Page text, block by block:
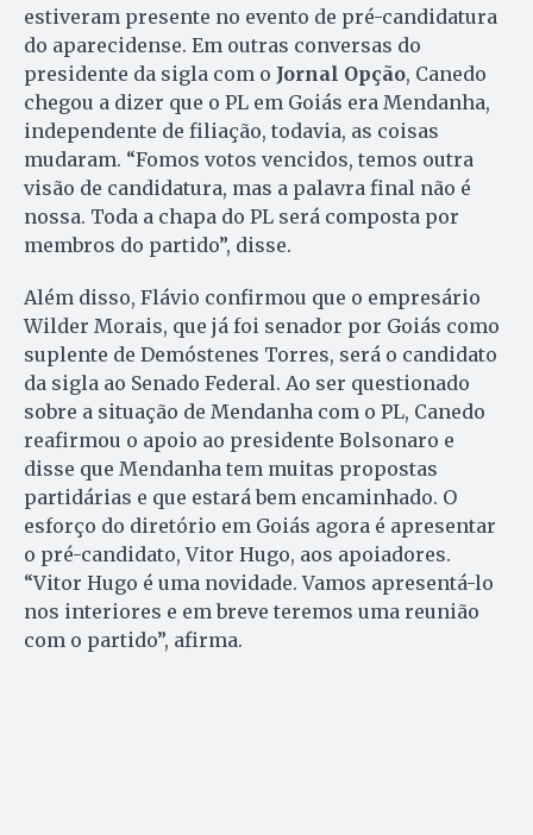
estiveram presente no evento de pré-candidatura
do aparecidense. Em outras conversas do
presidente da sigla com o Jornal Opção, Canedo
chegou a dizer que o PL em Goiás era Mendanha,
independente de filiação, todavia, as coisas
mudaram. “Fomos votos vencidos, temos outra
visão de candidatura, mas a palavra final não é
nossa. Toda a chapa do PL será composta por
membros do partido”, disse.
Além disso, Flávio confirmou que o empresário
Wilder Morais, que já foi senador por Goiás como
suplente de Demóstenes Torres, será o candidato
da sigla ao Senado Federal. Ao ser questionado
sobre a situação de Mendanha com o PL, Canedo
reafirmou o apoio ao presidente Bolsonaro e
disse que Mendanha tem muitas propostas
partidárias e que estará bem encaminhado. O
esforço do diretório em Goiás agora é apresentar
o pré-candidato, Vitor Hugo, aos apoiadores.
“Vitor Hugo é uma novidade. Vamos apresentá-lo
nos interiores e em breve teremos uma reunião
com o partido”, afirma.